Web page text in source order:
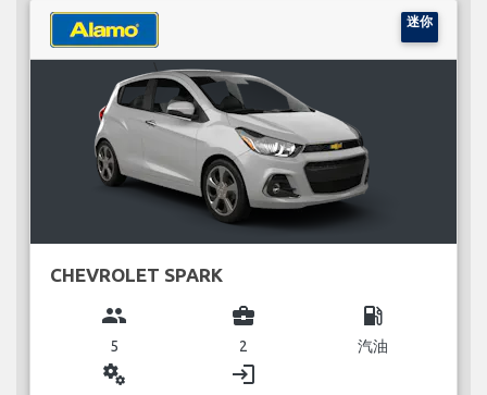
迷你
CHEVROLET SPARK
group
5
business_center
2
local_gas_station
汽油
miscellaneous_services login